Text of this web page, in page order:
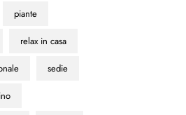
piante
relax in casa
sedie